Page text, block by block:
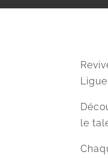
Ligue
le